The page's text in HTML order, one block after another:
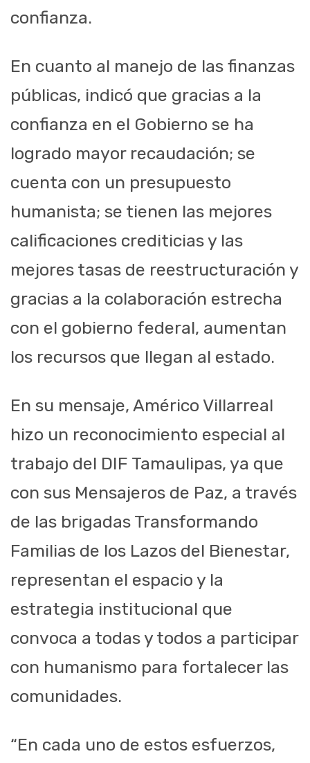
confianza.
En cuanto al manejo de las finanzas
públicas, indicó que gracias a la
confianza en el Gobierno se ha
logrado mayor recaudación; se
cuenta con un presupuesto
humanista; se tienen las mejores
calificaciones crediticias y las
mejores tasas de reestructuración y
gracias a la colaboración estrecha
con el gobierno federal, aumentan
los recursos que llegan al estado.
En su mensaje, Américo Villarreal
hizo un reconocimiento especial al
trabajo del DIF Tamaulipas, ya que
con sus Mensajeros de Paz, a través
de las brigadas Transformando
Familias de los Lazos del Bienestar,
representan el espacio y la
estrategia institucional que
convoca a todas y todos a participar
con humanismo para fortalecer las
comunidades.
“En cada uno de estos esfuerzos,